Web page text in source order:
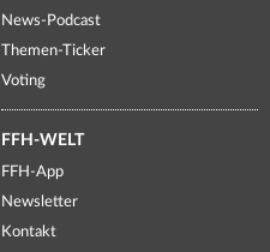
News-Podcast
Themen-Ticker
Voting
FFH-WELT
FFH-App
Newsletter
Kontakt